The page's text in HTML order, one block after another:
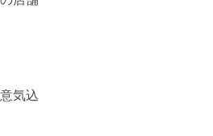
気込